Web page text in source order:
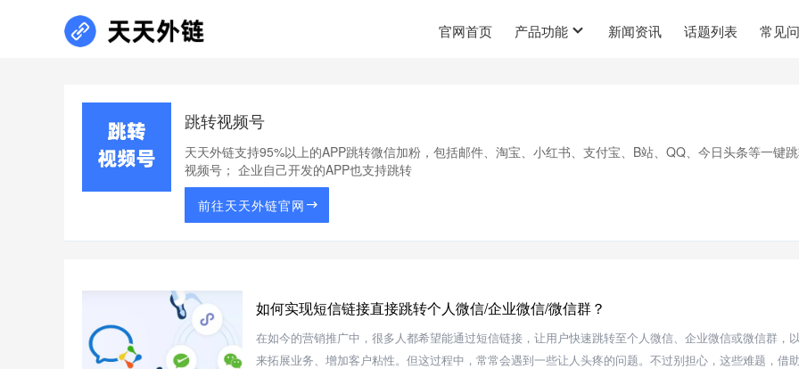
官网首页 产品功能 新闻资讯 话题列表 常见
跳转视频号
天天外链支持95%以上的APP跳转微信加粉，包括邮件、淘宝、小红书、支付宝、B站、QQ、今日头条等一键
视频号； 企业自己开发的APP也支持跳转
前往天天外链官网
如何实现短信链接直接跳转个人微信/企业微信/微信群？
在如今的营销推广中，很多人都希望能通过短信链接，让用户快速跳转至个人微信、企业微信或微信群，
来拓展业务、增加客户粘性。但这过程中，常常会遇到一些让人头疼的问题。不过别担心，这些难题，借